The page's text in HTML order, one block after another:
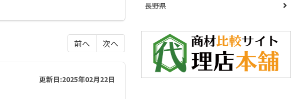
前へ 次へ
更新日:2025年02月22日
長野県